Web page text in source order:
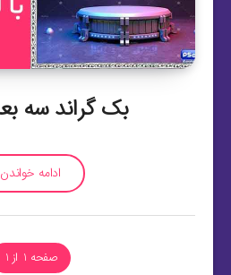
بک گراند سه
ادامه خواندن
صفحه 1 از 1